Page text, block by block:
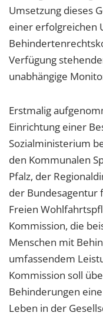
Umsetzung dieses
einer erfolgreichen
Verfügung
unabhängige
Erstmalig
Einrichtung einer
Sozialministerium
den Kommunalen
Pfalz, der
der Bundesagentur
Freien
Kommission, die
Menschen mit
umfassendem
Kommission soll
Behinderungen
Leben in der